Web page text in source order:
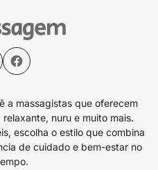
a massagistas que oferecem
nuru e muito mais.
escolha o estilo que combina
de cuidado e bem-estar no